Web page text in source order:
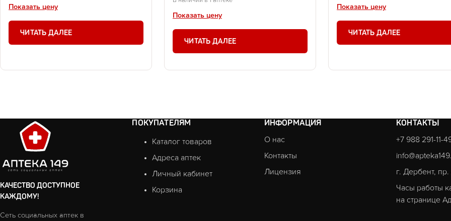
Показать цену
ЧИТАТЬ ДАЛЕЕ
Показать цену
ЧИТАТЬ ДАЛЕЕ
Показать цену
ЧИТАТЬ ДАЛЕЕ
КАЧЕСТВО ДОСТУПНОЕ
КАЖДОМУ!
Сеть социальных аптек в
ПОКУПАТЕЛЯМ
Каталог товаров
Адреса аптек
Личный кабинет
Корзина
ИНФОРМАЦИЯ
О нас
Контакты
Лицензия
КОНТАКТЫ
+7 988 291-11-
г. Дербент,
Часы работы
на странице